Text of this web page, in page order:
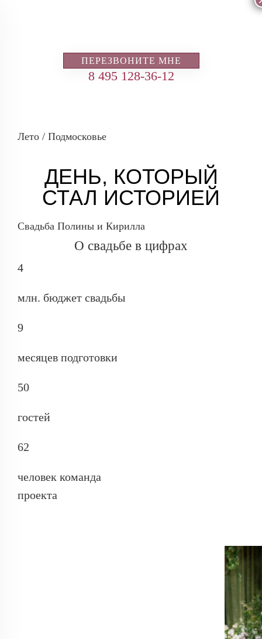
ПЕРЕЗВОНИТЕ МНЕ
8 495 128-36-12
Лето / Подмосковье
ДЕНЬ, КОТОРЫЙ
СТАЛ ИСТОРИЕЙ
Свадьба Полины и Кирилла
О свадьбе в цифрах
4
млн. бюджет свадьбы
9
месяцев подготовки
50
гостей
62
человек команда
проекта